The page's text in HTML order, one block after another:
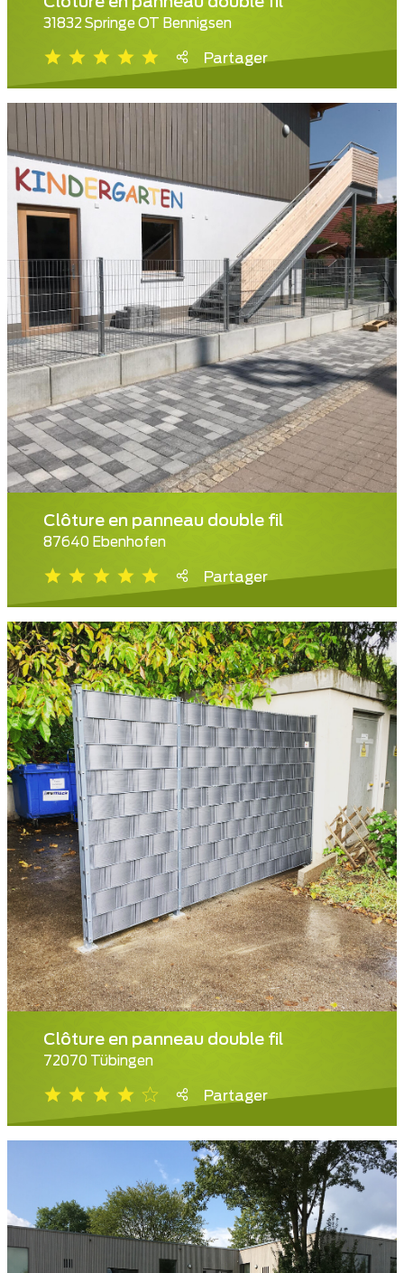
31832 Springe OT Bennigsen
Partager
Clôture en panneau double fil
87640 Ebenhofen
Partager
Clôture en panneau double fil
72070 Tübingen
Partager